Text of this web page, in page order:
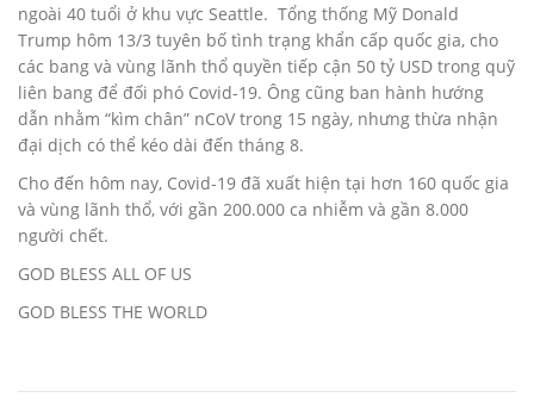
ngoài 40 tuổi ở khu vực Seattle. Tổng thống Mỹ Donald
Trump hôm 13/3 tuyên bố tình trạng khẩn cấp quốc gia, cho
các bang và vùng lãnh thổ quyền tiếp cận 50 tỷ USD trong quỹ
liên bang để đối phó Covid-19. Ông cũng ban hành hướng
dẫn nhằm “kìm chân” nCoV trong 15 ngày, nhưng thừa nhận
đại dịch có thể kéo dài đến tháng 8.
Cho đến hôm nay, Covid-19 đã xuất hiện tại hơn 160 quốc gia
và vùng lãnh thổ, với gần 200.000 ca nhiễm và gần 8.000
người chết.
GOD BLESS ALL OF US
GOD BLESS THE WORLD